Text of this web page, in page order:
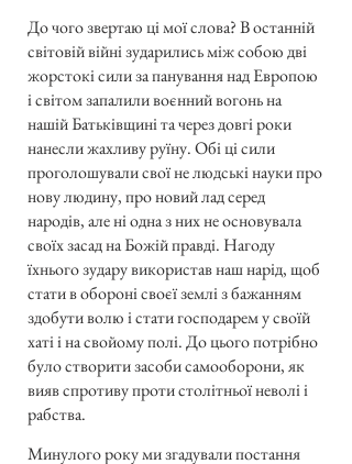
До чого звертаю ці мої слова? В останній
світовій війні зударились між собою дві
жорстокі сили за панування над Европою
і світом запалили воєнний вогонь на
нашій Батьківщині та через довгі роки
нанесли жахливу руїну. Обі ці сили
проголошували свої не людські науки про
нову людину, про новий лад серед
народів, але ні одна з них не основувала
своїх засад на Божій правді. Нагоду
їхнього зудару використав наш нарід, щоб
стати в обороні своєї землі з бажанням
здобути волю і стати господарем у своїй
хаті і на свойому полі. До цього потрібно
було створити засоби самооборони, як
вияв спротиву проти столітньої неволі і
рабства.
Минулого року ми згадували постання